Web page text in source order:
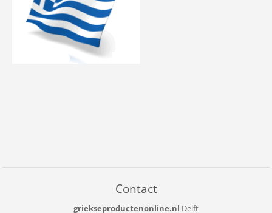
Contact
griekseproductenonline.nl Delft